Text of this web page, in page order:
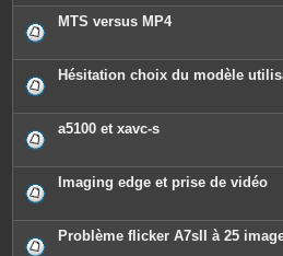
MTS versus MP4
Hésitation choix du modèle
a5100 et xavc-s
Imaging edge et prise de vidéo
Problème flicker A7sII à 25